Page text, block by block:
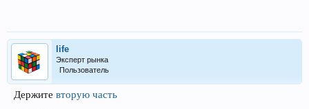
life
Эксперт рынка
Пользователь
Держите вторую часть